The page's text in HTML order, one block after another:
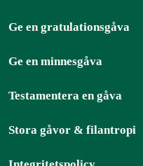
Ge en gratulationsgåva
Ge en minnesgåva
Testamentera en gåva
Stora gåvor & filantropi